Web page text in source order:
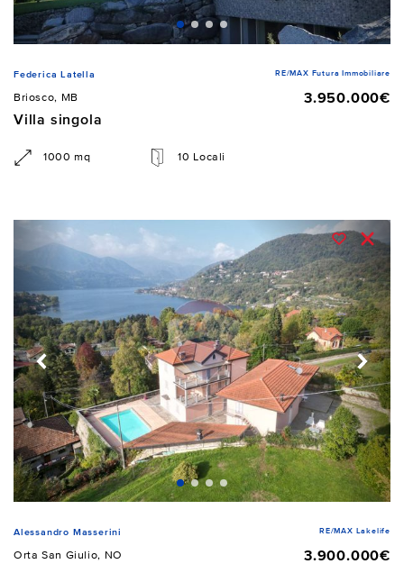
Federica Latella RE/MAX Futura Immobiliare
Briosco, MB
3.950.000€
Villa singola
1000 mq 10 Locali
Alessandro Masserini RE/MAX Lakelife
Orta San Giulio, NO
3.900.000€